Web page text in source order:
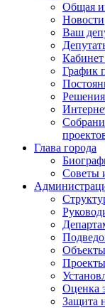
Общая
Новости
Ваш
Кабинет
График
Глава города
Советы
Оценка
Защита